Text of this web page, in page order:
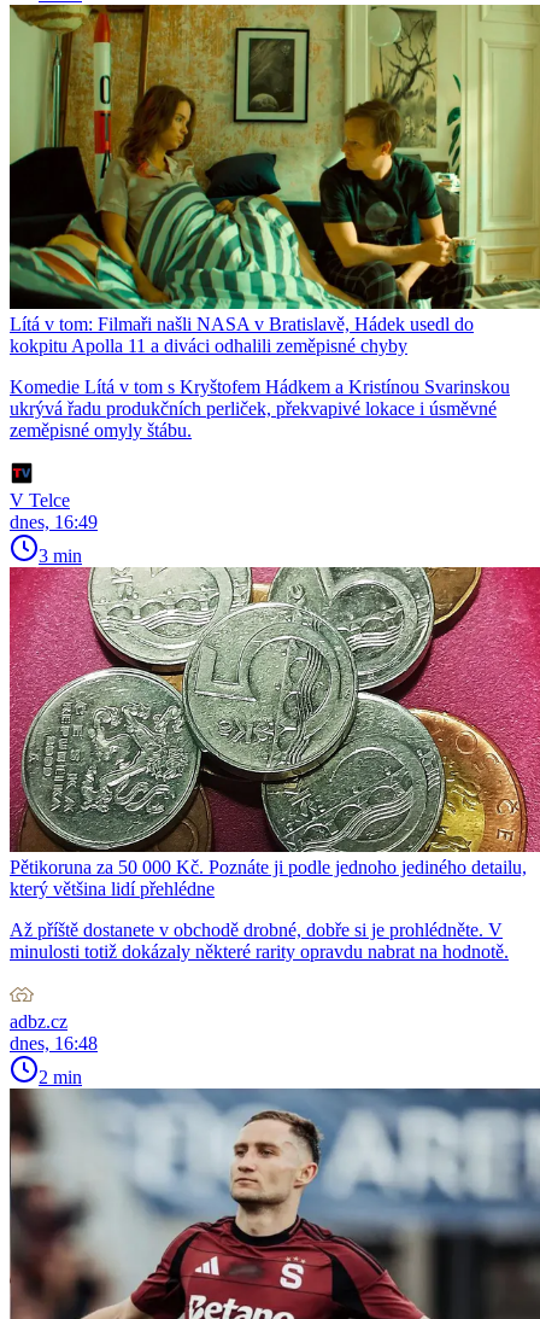
Lítá v tom: Filmaři našli NASA v Bratislavě, Hádek usedl do
kokpitu Apolla 11 a diváci odhalili zeměpisné chyby
Komedie Lítá v tom s Kryštofem Hádkem a Kristínou Svarinskou
ukrývá řadu produkčních perliček, překvapivé lokace i úsměvné
zeměpisné omyly štábu.
V Telce
dnes, 16:49
3 min
Pětikoruna za 50 000 Kč. Poznáte ji podle jednoho jediného detailu,
který většina lidí přehlédne
Až příště dostanete v obchodě drobné, dobře si je prohlédněte. V
minulosti totiž dokázaly některé rarity opravdu nabrat na hodnotě.
adbz.cz
dnes, 16:48
2 min